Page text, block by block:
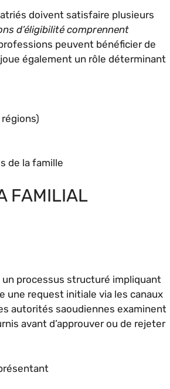
doivent satisfaire plusieurs
d’éligibilité comprennent
peuvent bénéficier de
également un rôle déterminant
de la famille
FAMILIAL
un processus structuré impliquant
une request initiale via les canaux
autorités saoudiennes examinent
avant d’approuver ou de rejeter